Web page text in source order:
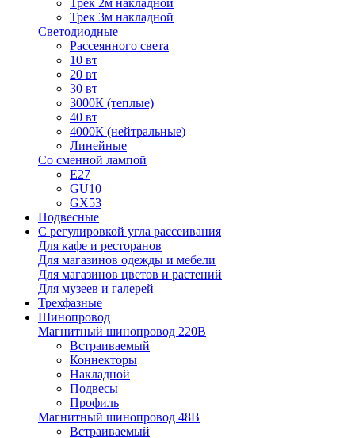
Трек 2м накладной
Трек 3м накладной
Светодиодные
Рассеянного света
10 вт
20 вт
30 вт
3000К (теплые)
40 вт
4000К (нейтральные)
Линейные
Со сменной лампой
E27
GU10
GX53
Подвесные
С регулировкой угла рассеивания
Для кафе и ресторанов
Для магазинов одежды и мебели
Для магазинов цветов и растений
Для музеев и галерей
Трехфазные
Шинопровод
Магнитный шинопровод 220В
Встраиваемый
Коннекторы
Накладной
Подвесы
Профиль
Магнитный шинопровод 48В
Встраиваемый